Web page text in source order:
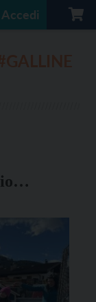
Accedi